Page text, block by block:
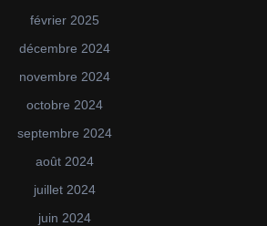
février 2025
décembre 2024
novembre 2024
octobre 2024
septembre 2024
août 2024
juillet 2024
juin 2024